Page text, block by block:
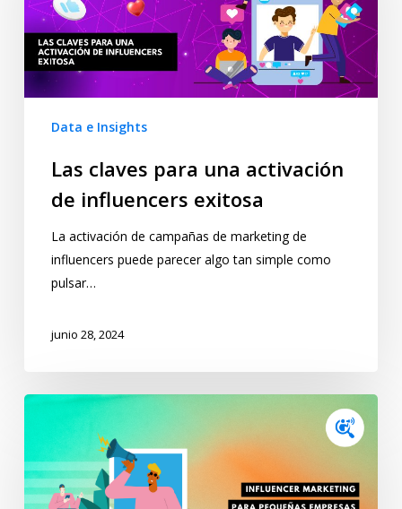
Data e Insights
Las claves para una activación
de influencers exitosa
La activación de campañas de marketing de
influencers puede parecer algo tan simple como
pulsar…
junio 28, 2024